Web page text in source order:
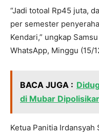
“Jadi totoal Rp45 juta,
per semester
Kendari,” ungkap
WhatsApp, Minggu (15/
BACA JUGA :
di Mubar
Ketua Panitia